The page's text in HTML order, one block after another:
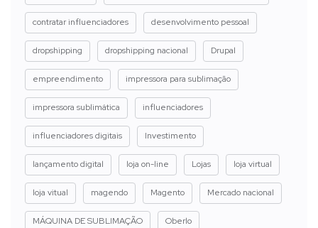
contratar influenciadores desenvolvimento pessoal
dropshipping dropshipping nacional Drupal
empreendimento impressora para sublimação
impressora sublimática influenciadores
influenciadores digitais Investimento
lançamento digital loja on-line Lojas loja virtual
loja vitual magendo Magento Mercado nacional
MÁQUINA DE SUBLIMAÇÃO Oberlo